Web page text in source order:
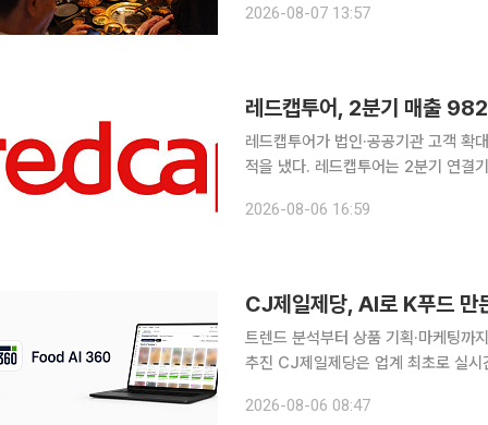
식품유통공사(aT)는 7일 2025년 11
2026-08-07 13:57
레드캡투어, 2분기 매출
레드캡투어가 법인·공공기관 고객 확
적을 냈다. 레드캡투어는 2분기 연결기준 매출액 982억원과 영업이익 157억원을 기록했다고 6일
2026-08-06 16:59
CJ제일제당, AI로 K푸드
트렌드 분석부터 상품 기획·마케팅까
추진 CJ제일제당은 업계 최초로 실시간 트렌드 분석과 상품 기획·개발, 소비자 반응 예측, 마케팅을
식품마케팅실과 AX·DX담당이 공동 개
2026-08-06 08:47